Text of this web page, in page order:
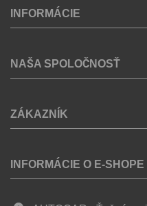
INFORMÁCIE
NAŠA SPOLOČNOSŤ
ZÁKAZNÍK
INFORMÁCIE O E-SHOPE